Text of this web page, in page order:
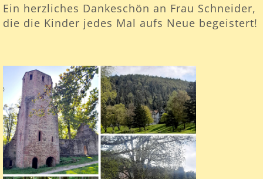
Ein herzliches Dankeschön an Frau Schneider,
die die Kinder jedes Mal aufs Neue begeistert!